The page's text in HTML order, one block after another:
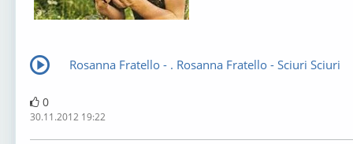
Rosanna Fratello - . Rosanna Fratello - Sciuri Sciuri
0
30.11.2012 19:22